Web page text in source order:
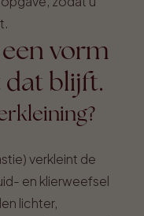
vorm
blijft.
verkleint de
en klierweefsel
lichter,